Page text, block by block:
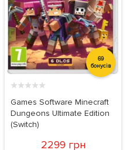
Музичні іграшки
Сюжетно-рольові ігри
69
бонусів
★★★★★
Games Software Minecraft
Dungeons Ultimate Edition
(Switch)
2299 грн